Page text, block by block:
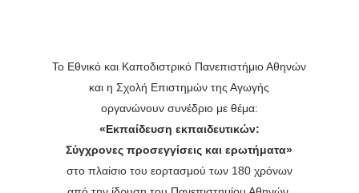
Το Εθνικό και Καποδιστρικό Πανεπιστήμιο Αθηνών
και η Σχολή Επιστημών της Αγωγής
οργανώνουν συνέδριο με θέμα:
«Εκπαίδευση εκπαιδευτικών:
Σύγχρονες προσεγγίσεις και ερωτήματα»
στο πλαίσιο του εορτασμού των 180 χρόνων